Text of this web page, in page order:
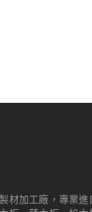
材加工廠，專業進